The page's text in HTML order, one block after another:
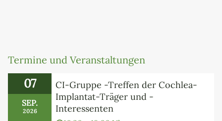
Termine und Veranstaltungen
07
SEP.
2026
CI-Gruppe -Treffen der Cochlea-
Implantat-Träger und -
Interessenten